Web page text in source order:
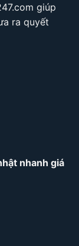
giúp
ra quyết
nhanh giá